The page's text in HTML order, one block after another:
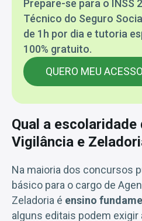
Prepare-se para o INSS
Técnico do Seguro
de 1h por dia e tutoria
100% gratuito.
QUERO MEU ACESSO
Qual a
Vigilância e
Na maioria dos concursos
básico para o cargo de
Zeladoria é ensino
alguns editais podem exigir